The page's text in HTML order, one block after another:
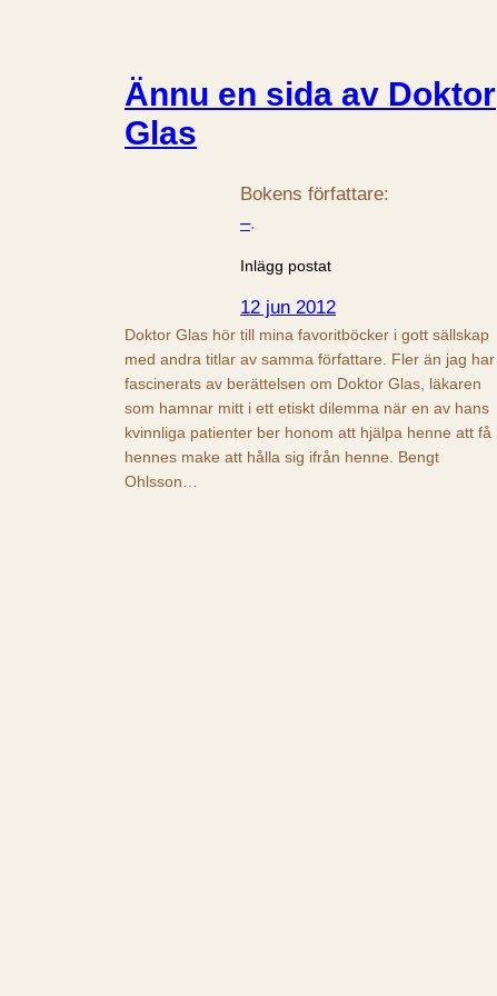
Ännu en sida av Doktor
Glas
Bokens författare:
–.
Inlägg postat
12 jun 2012
Doktor Glas hör till mina favoritböcker i gott sällskap
med andra titlar av samma författare. Fler än jag har
fascinerats av berättelsen om Doktor Glas, läkaren
som hamnar mitt i ett etiskt dilemma när en av hans
kvinnliga patienter ber honom att hjälpa henne att få
hennes make att hålla sig ifrån henne. Bengt
Ohlsson…